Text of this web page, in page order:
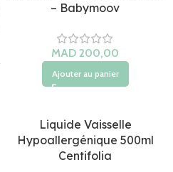
– Babymoov
MAD
Ajouter au panier
Liquide Vaisselle
Hypoallergénique 500ml
Centifolia